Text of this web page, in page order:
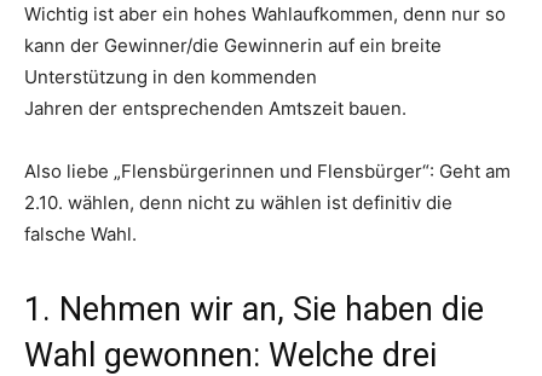
Wichtig ist aber ein hohes Wahlaufkommen, denn nur so
kann der Gewinner/die Gewinnerin auf ein breite
Unterstützung in den kommenden
Jahren der entsprechenden Amtszeit bauen.
Also liebe „Flensbürgerinnen und Flensbürger“: Geht am
2.10. wählen, denn nicht zu wählen ist definitiv die
falsche Wahl.
1. Nehmen wir an, Sie haben die
Wahl gewonnen: Welche drei